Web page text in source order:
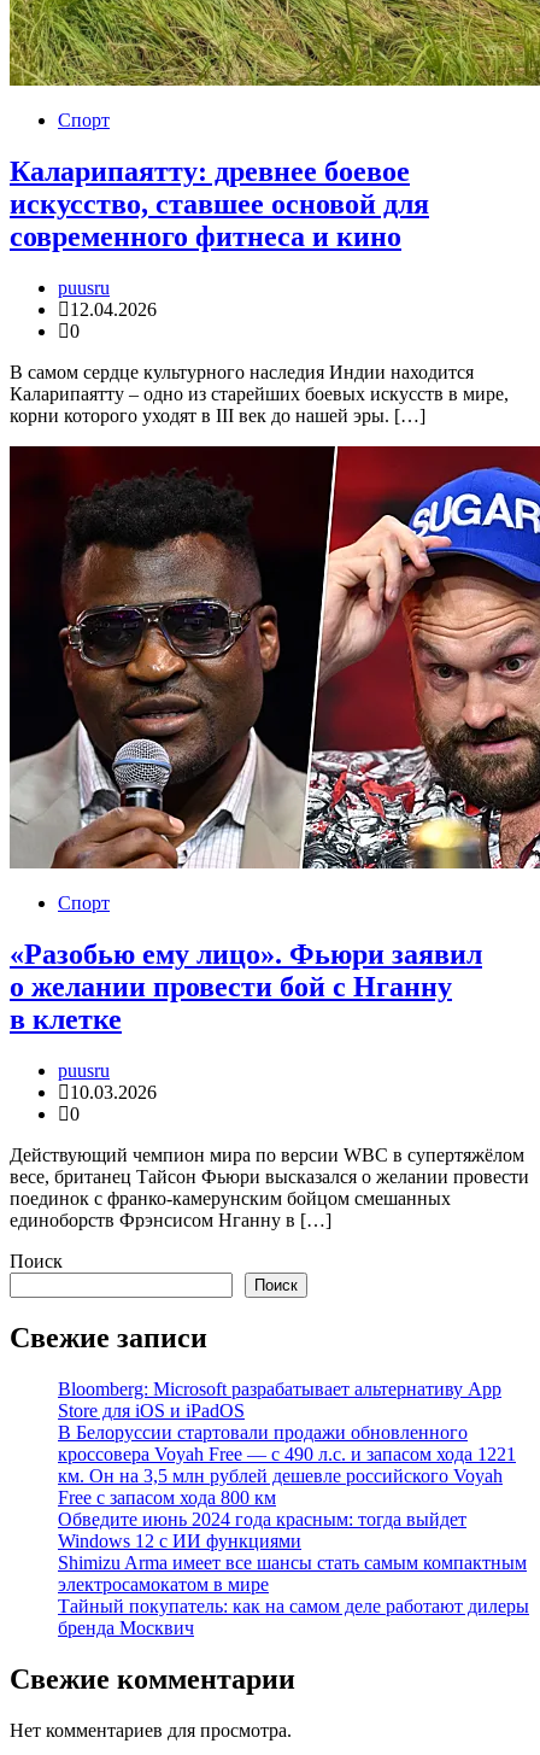
Спорт
Каларипаятту: древнее боевое
искусство, ставшее основой для
современного фитнеса и кино
puusru
12.04.2026
0
В самом сердце культурного наследия Индии находится
Каларипаятту – одно из старейших боевых искусств в мире,
корни которого уходят в III век до нашей эры. […]
Спорт
«Разобью ему лицо». Фьюри заявил
о желании провести бой с Нганну
в клетке
puusru
10.03.2026
0
Действующий чемпион мира по версии WBC в супертяжёлом
весе, британец Тайсон Фьюри высказался о желании провести
поединок с франко-камерунским бойцом смешанных
единоборств Фрэнсисом Нганну в […]
Поиск
Поиск
Свежие записи
Bloomberg: Microsoft разрабатывает альтернативу App
Store для iOS и iPadOS
В Белоруссии стартовали продажи обновленного
кроссовера Voyah Free — с 490 л.с. и запасом хода 1221
км. Он на 3,5 млн рублей дешевле российского Voyah
Free с запасом хода 800 км
Обведите июнь 2024 года красным: тогда выйдет
Windows 12 с ИИ функциями
Shimizu Arma имеет все шансы стать самым компактным
электросамокатом в мире
Тайный покупатель: как на самом деле работают дилеры
бренда Москвич
Свежие комментарии
Нет комментариев для просмотра.